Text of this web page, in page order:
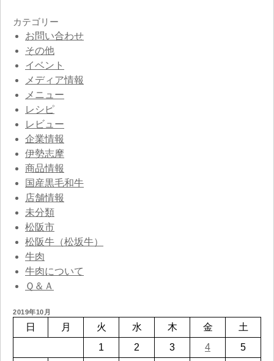
カテゴリー
お問い合わせ
その他
イベント
メディア情報
メニュー
レシピ
レビュー
企業情報
伊勢志摩
商品情報
国産黒毛和牛
店舗情報
未分類
松阪市
松阪牛（松坂牛）
牛肉
牛肉について
Ｑ＆Ａ
2019年10月
日 月 火 水 木 金
土
1
2 3 4
5